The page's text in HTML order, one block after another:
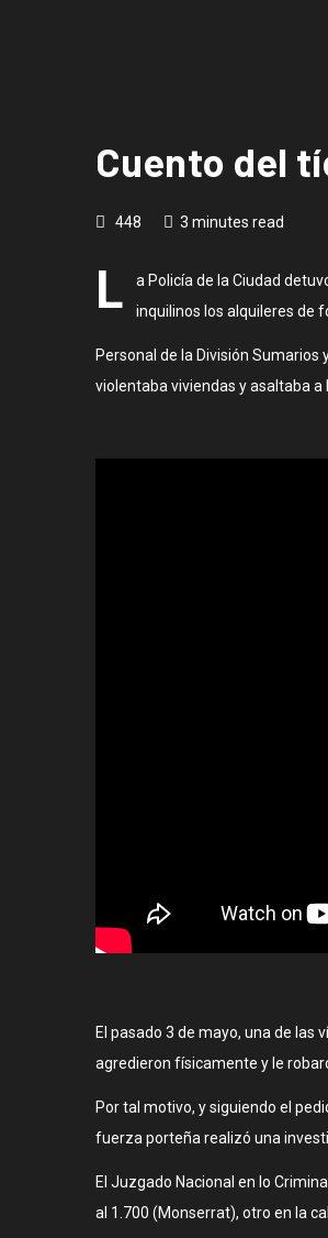
Cuento del
448 3 minutes read
L
a Policía de la Ciudad
inquilinos los alquileres de
Personal de la División
violentaba viviendas y asaltaba a
El pasado 3 de mayo, una de las
agredieron físicamente y le
Por tal motivo, y siguiendo el
fuerza porteña realizó una
El Juzgado Nacional en lo
al 1.700 (Monserrat), otro en la